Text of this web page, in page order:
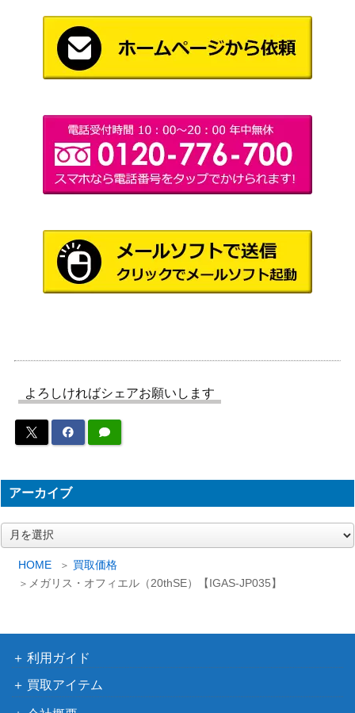
HOME
買取価格
メガリス・オフィエル（20thSE）【IGAS-JP035】
thSE）【20CP-JPF02】
FINAL CHALLENGE
PACK）
ジャンク・ウォリアー
ドラゴンメイド・ハスキ
ー（PSE）【SLF1-JP06
コナミ
（SELECTION 5）
遊戯王 ヴァレルロー
ﾄ）SAST
原罪のディアベルゼ（Q
CSE/25th）【LEDE-JP0
12】
コナミ
（LEGACY OF
DESTRUCTION）
2,200
カオス・ソルジャー -開
025】
（混沌を制す者）
Live☆Twin トラブルサニ
ー(プリズマティック）D
メガリス・オフィエル
（20thSE）【IGAS-JP0
35】
1,000
カプシー★ヤミーウェイ
（PSE）【DBJH-JP00
2】
コナミ
ーズ）
（フォトン・ショックウ
1,600
メタトロンの影霊衣（Q
CSE/25th）【TW02-JP0
（TERMINAL WORLD
2,000
よろしければシェアお願いします
アーカイブ
ー
利用ガイド
買取アイテム